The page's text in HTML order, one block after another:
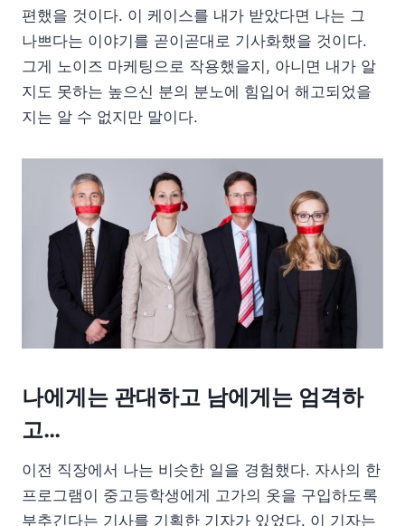
편했을 것이다. 이 케이스를 내가 받았다면 나는 그
나쁘다는 이야기를 곧이곧대로 기사화했을 것이다.
그게 노이즈 마케팅으로 작용했을지, 아니면 내가 알
지도 못하는 높으신 분의 분노에 힘입어 해고되었을
지는 알 수 없지만 말이다.
나에게는 관대하고 남에게는 엄격하
고…
이전 직장에서 나는 비슷한 일을 경험했다. 자사의 한
프로그램이 중고등학생에게 고가의 옷을 구입하도록
부추긴다는 기사를 기획한 기자가 있었다. 이 기자는